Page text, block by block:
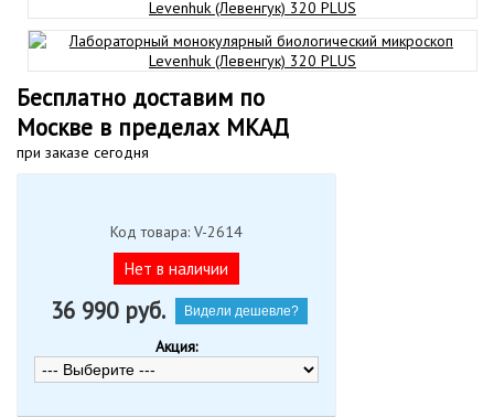
Бесплатно доставим по
Москве в пределах МКАД
при заказе сегодня
Код товара: V-2614
Нет в наличии
36 990 руб. Видели дешевле?
Акция: